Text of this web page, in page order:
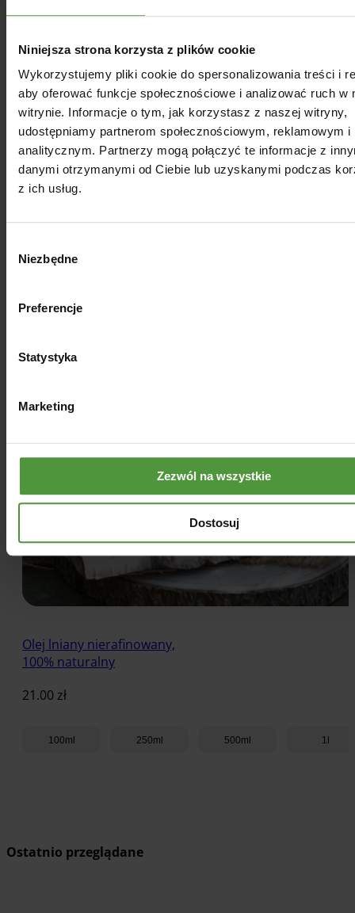
Niniejsza strona korzysta z plików cookie
Wykorzystujemy pliki cookie do spersonalizowania treści i
aby oferować funkcje społecznościowe i analizować ruch w
witrynie. Informacje o tym, jak korzystasz z naszej witryny,
udostępniamy partnerom społecznościowym, reklamowym i
analitycznym. Partnerzy mogą połączyć te informacje z
danymi otrzymanymi od Ciebie lub uzyskanymi podczas
z ich usług.
zgody
Niezbędne
Preferencje
Statystyka
Marketing
Zezwól na wszystkie
Dostosuj
Podmiot odpowiedzialny
Opinie
Dla Ciebie
Olej lniany nierafinowany,
100% naturalny
21.00 zł
100ml 250ml 500ml 1l
Ostatnio przeglądane